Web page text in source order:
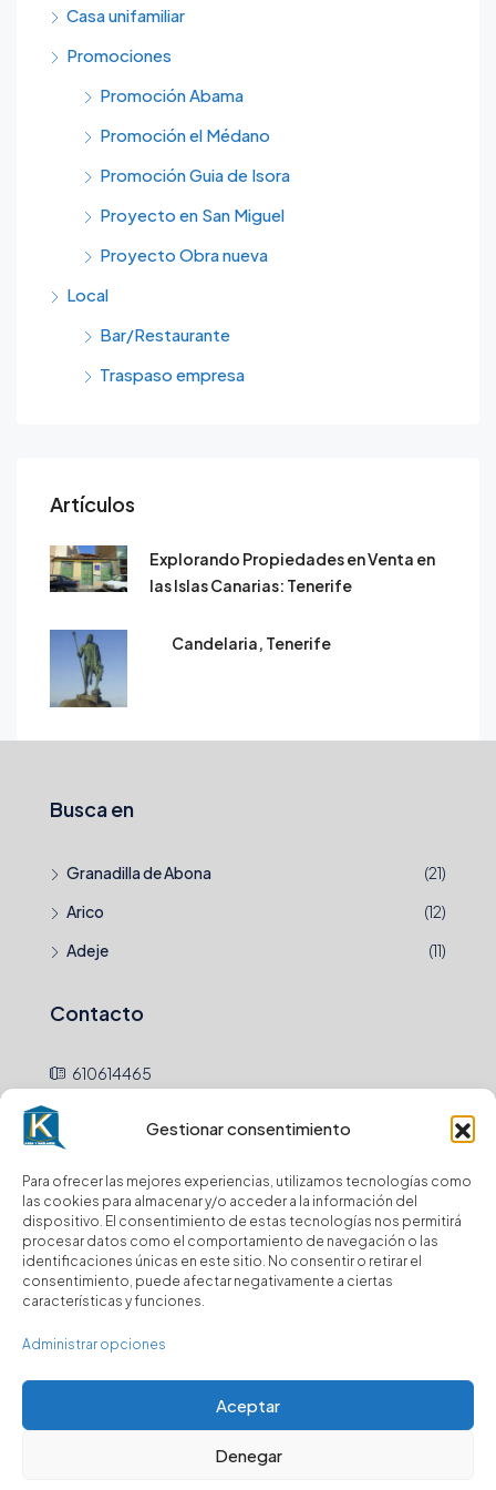
Gestionar consentimiento
Para ofrecer las mejores experiencias, utilizamos tecnologías como
las cookies para almacenar y/o acceder a la información del
dispositivo. El consentimiento de estas tecnologías nos permitirá
procesar datos como el comportamiento de navegación o las
identificaciones únicas en este sitio. No consentir o retirar el
consentimiento, puede afectar negativamente a ciertas
características y funciones.
Administrar opciones
Aceptar
Denegar
Casa unifamiliar
Promociones
Promoción Abama
Promoción el Médano
Promoción Guia de Isora
Proyecto en San Miguel
Proyecto Obra nueva
Local
Bar/Restaurante
Traspaso empresa
Artículos
Explorando Propiedades en Venta en
las Islas Canarias: Tenerife
Candelaria, Tenerife
Busca en
Granadilla de Abona
(21)
Arico
(12)
Adeje
(11)
Contacto
610614465
Newsletter
Envio
Suscríbase a nuestro boletín para recibir
© Kasa y Hablamos - Todos los derechos reservados